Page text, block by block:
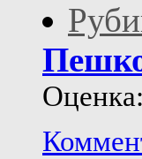
Оценка: